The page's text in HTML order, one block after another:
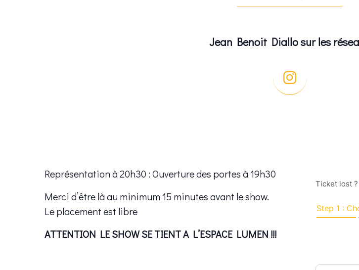
Jean Benoit Diallo sur les
Représentation à 20h30 : Ouverture des portes à 19h30
Merci d’être là au minimum 15 minutes avant le show.
Le placement est libre
ATTENTION LE SHOW SE TIENT A L’ESPACE LUMEN !!!